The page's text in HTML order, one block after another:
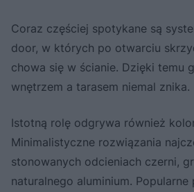
Coraz częściej spotykane są
door, w których po otwarciu
chowa się w ścianie. Dzięki temu
wnętrzem a tarasem niemal znika.
Istotną rolę odgrywa również
Minimalistyczne rozwiązania
stonowanych odcieniach czerni,
naturalnego aluminium.